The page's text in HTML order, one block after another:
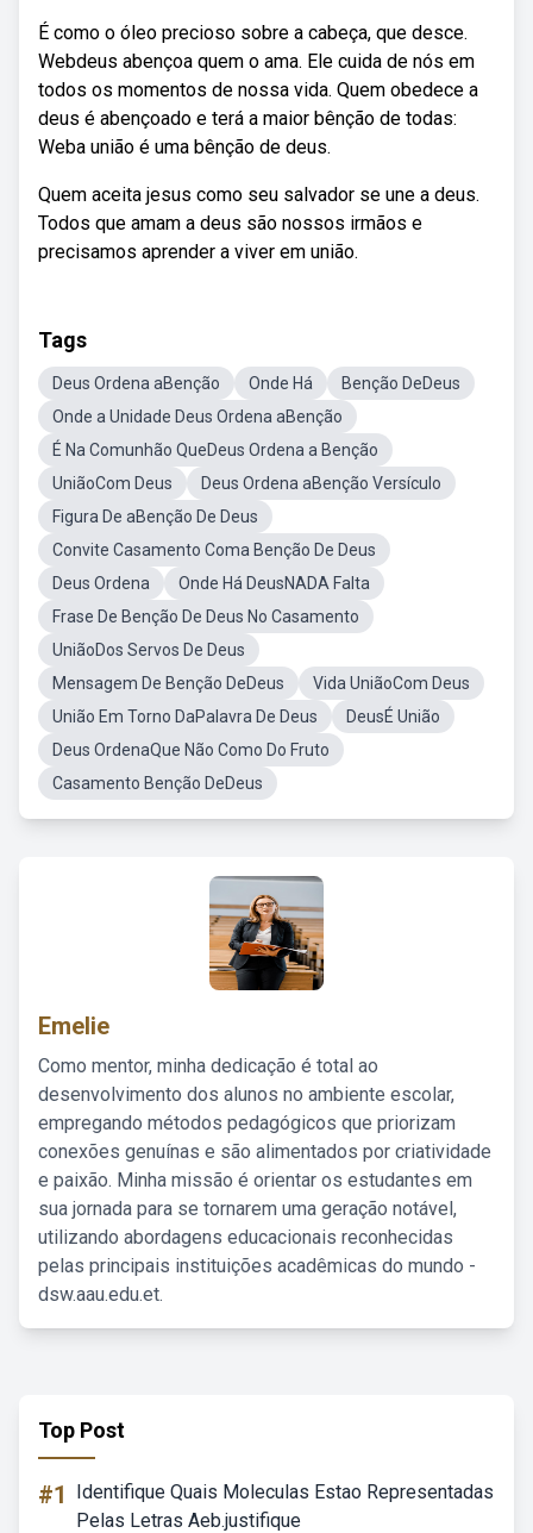
É como o óleo precioso sobre a cabeça, que desce.
Webdeus abençoa quem o ama. Ele cuida de nós em
todos os momentos de nossa vida. Quem obedece a
deus é abençoado e terá a maior bênção de todas:
Weba união é uma bênção de deus.
Quem aceita jesus como seu salvador se une a deus.
Todos que amam a deus são nossos irmãos e
precisamos aprender a viver em união.
Tags
Deus Ordena aBenção Onde Há
Benção DeDeus
Onde a Unidade Deus Ordena aBenção
É Na Comunhão QueDeus Ordena a Benção
UniãoCom Deus
Deus Ordena aBenção Versículo
Figura De aBenção De Deus
Convite Casamento Coma Benção De Deus
Deus Ordena
Onde Há DeusNADA Falta
Frase De Benção De Deus No Casamento
UniãoDos Servos De Deus
Mensagem De Benção DeDeus
Vida UniãoCom Deus
União Em Torno DaPalavra De Deus
DeusÉ União
Deus OrdenaQue Não Como Do Fruto
Casamento Benção DeDeus
Emelie
Como mentor, minha dedicação é total ao
desenvolvimento dos alunos no ambiente escolar,
empregando métodos pedagógicos que priorizam
conexões genuínas e são alimentados por criatividade
e paixão. Minha missão é orientar os estudantes em
sua jornada para se tornarem uma geração notável,
utilizando abordagens educacionais reconhecidas
pelas principais instituições acadêmicas do mundo -
dsw.aau.edu.et.
Top Post
#1
Identifique Quais Moleculas Estao Representadas
Pelas Letras Aeb.justifique